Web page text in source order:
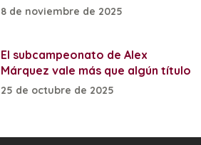
8 de noviembre de 2025
El subcampeonato de Alex
Márquez vale más que algún título
25 de octubre de 2025